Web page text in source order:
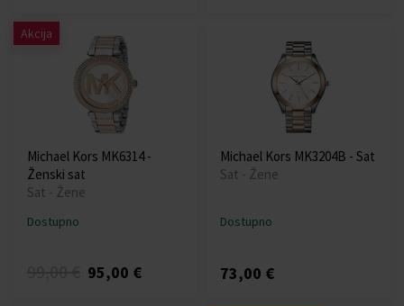
Akcija
Michael Kors MK6314 -
Ženski sat
Sat - Žene
Dostupno
95,00 €
Michael Kors MK3204B - Sat
Sat - Žene
Dostupno
73,00 €